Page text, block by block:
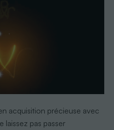
acquisition précieuse avec
laissez pas passer